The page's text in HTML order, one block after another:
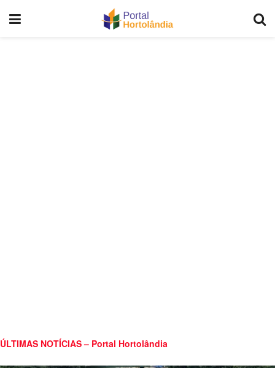
ÚLTIMAS NOTÍCIAS – Portal Hortolândia